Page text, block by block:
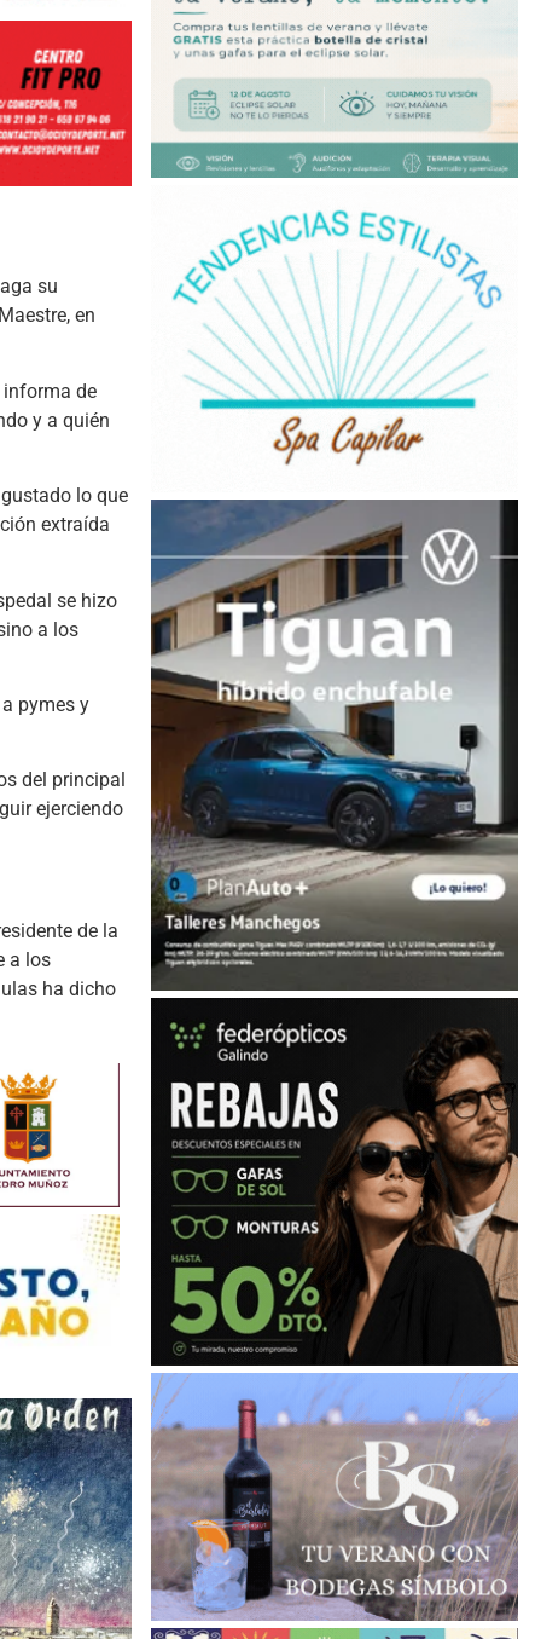
su
en
informa de
y a quién
lo que
extraída
se hizo
a los
pymes y
del principal
ejerciendo
de la
a los
ha dicho